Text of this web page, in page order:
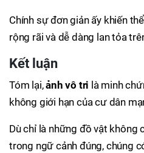
Chính sự đơn giản ấy khiến
rộng rãi và dễ dàng lan tỏa
Kết luận
Tóm lại,ảnh vô tri là minh
không giới hạn của cư dân
Dù chỉ là những đồ vật
trong ngữ cảnh đúng, chúng